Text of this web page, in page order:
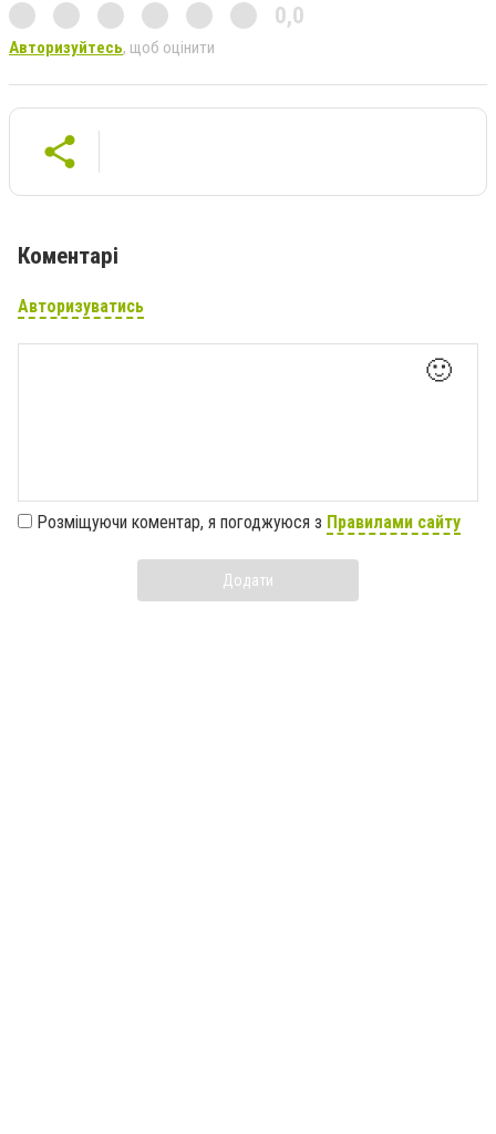
0,0
Авторизуйтесь, щоб оцінити
Коментарі
Авторизуватись
🙂
Розміщуючи коментар, я погоджуюся з Правилами сайту
Додати